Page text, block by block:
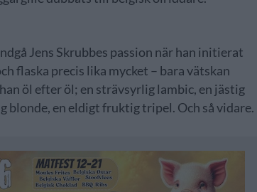
Jens Skrubbes passion när han initierat
flaska precis lika mycket – bara vätskan
öl efter öl; en strävsyrlig lambic, en jästig
blonde, en eldigt fruktig tripel. Och så vidare.